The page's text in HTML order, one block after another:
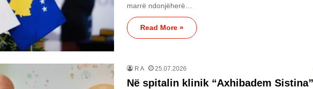
marrë ndonjëherë…
Read More »
R A 25.07.2026
Në spitalin klinik “Axhibadem